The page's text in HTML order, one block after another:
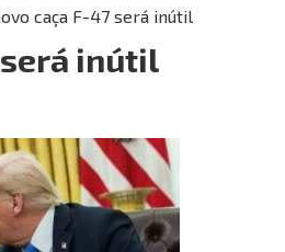
caça F-47 será inútil
será inútil